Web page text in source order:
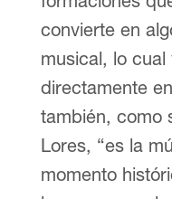
convierte en
musical, lo
directamente
también, como
Lores, “es la
momento